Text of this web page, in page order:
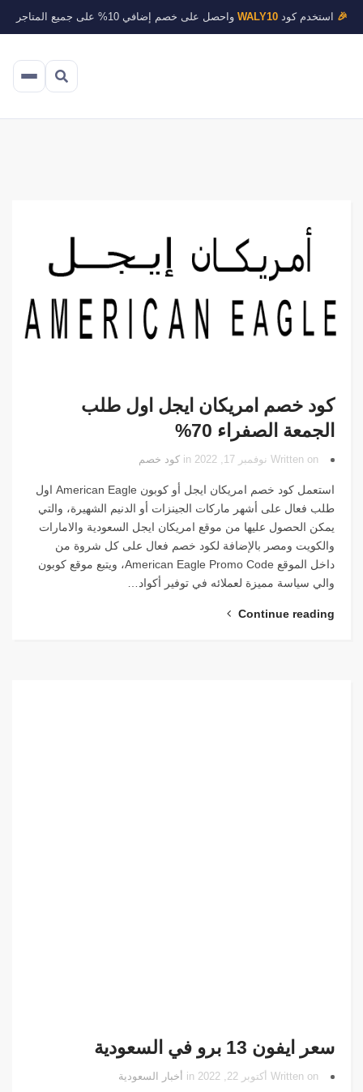
🎉 استخدم كودWALY10 واحصل على خصم إضافي 10% على جميع المتاجر
كود خصم امريكان ايجل اول طلب
الجمعة الصفراء 70%
Written on نوفمبر 17, 2022 in كود خصم
استعمل كود خصم امريكان ايجل أو كوبون American Eagle اول
طلب فعال على أشهر ماركات الجينزات أو الدنيم الشهيرة، والتي
يمكن الحصول عليها من موقع امريكان ايجل السعودية والامارات
والكويت ومصر بالإضافة لكود خصم فعال على كل شروة من
داخل الموقع American Eagle Promo Code، ويتبع موقع كوبون
والي سياسة مميزة لعملائه في توفير أكواد…
Continue reading
سعر ايفون 13 برو في السعودية
Written on أكتوبر 22, 2022 in أخبار السعودية